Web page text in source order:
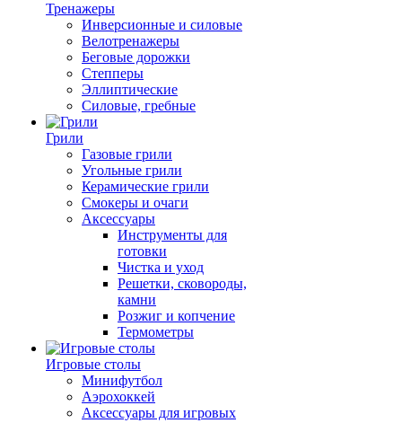
Тренажеры
Инверсионные и силовые
Велотренажеры
Беговые дорожки
Степперы
Эллиптические
Силовые, гребные
Грили
Газовые грили
Угольные грили
Керамические грили
Смокеры и очаги
Аксессуары
Инструменты для
готовки
Чистка и уход
Решетки, сковороды,
камни
Розжиг и копчение
Термометры
Игровые столы
Минифутбол
Аэрохоккей
Аксессуары для игровых